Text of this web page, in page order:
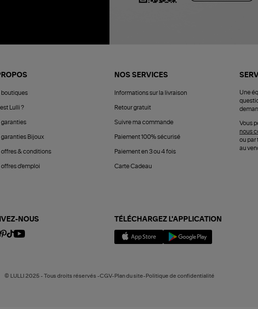
boutiques
Lulli ?
garanties
garanties Bijoux
offres & conditions
offres d'emploi
NOS SERVICES
Informations sur la livraison
Retour gratuit
Suivre ma commande
Paiement 100% sécurisé
Paiement en 3 ou 4 fois
Carte Cadeau
Une
Vous
nous
ou par
au
NOUS TÉLÉCHARGEZ L'APPLICATION
© LULLI 2025 - Tous droits réservés -CGV-Plan du site-Politique de confidentialité